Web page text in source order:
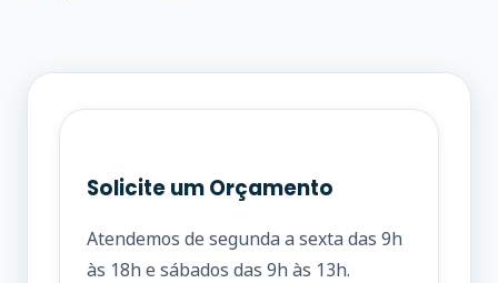
Solicite um Orçamento
Atendemos de segunda a sexta das 9h
às 18h e sábados das 9h às 13h.